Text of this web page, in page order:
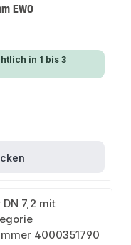
EWO
in 1 bis 3